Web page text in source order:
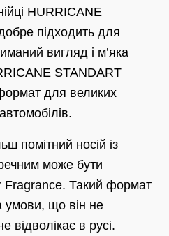
HURRICANE
підходить для
вигляд і м’яка
STANDART
для великих
помітний носій із
може бути
Fragrance. Такий формат
умови, що він не
відволікає в русі.